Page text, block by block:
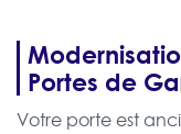
Portes de
Votre porte est